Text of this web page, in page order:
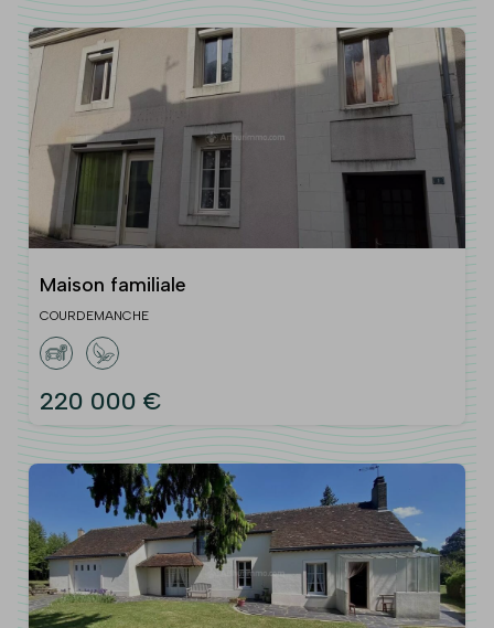
Maison familiale
COURDEMANCHE
220 000 €